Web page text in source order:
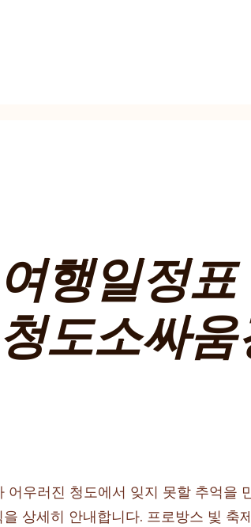
행일정
도소싸
우러진 청도에서 잊지 못할 추억을
상세히 안내합니다. 프로방스 빛 축